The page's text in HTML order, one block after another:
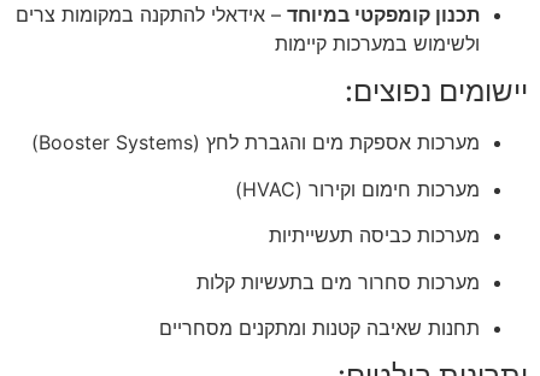
תכנון קומפקטי במיוחד – אידאלי להתקנה במקומות צרים
ולשימוש במערכות קיימות
יישומים נפוצים:
מערכות אספקת מים והגברת לחץ (Booster Systems)
מערכות חימום וקירור (HVAC)
מערכות כביסה תעשייתיות
מערכות סחרור מים בתעשיות קלות
תחנות שאיבה קטנות ומתקנים מסחריים